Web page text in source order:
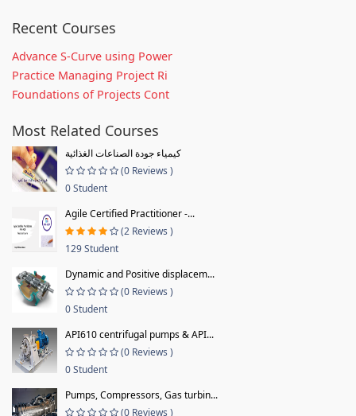
Recent Courses
Advance S-Curve using Power
Practice Managing Project Ri
Foundations of Projects Cont
Most Related Courses
كيمياء جودة الصناعات الغذائية
(0 Reviews )
0 Student
Agile Certified Practitioner -...
(2 Reviews )
129 Student
Dynamic and Positive displacem...
(0 Reviews )
0 Student
API610 centrifugal pumps & API...
(0 Reviews )
0 Student
Pumps, Compressors, Gas turbin...
(0 Reviews )